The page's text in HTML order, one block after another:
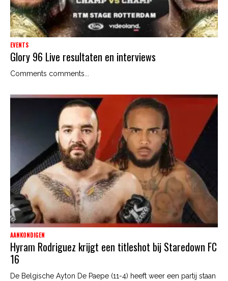
EVENTS
Glory 96 Live resultaten en interviews
Comments comments...
AANKONDIGEN
Hyram Rodriguez krijgt een titleshot bij Staredown FC
16
De Belgische Ayton De Paepe (11-4) heeft weer een partij staan